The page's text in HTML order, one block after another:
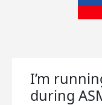
I’m
during